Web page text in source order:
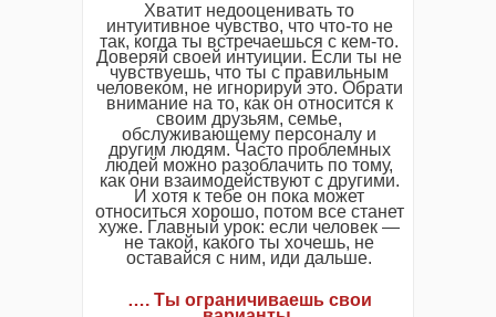
Хватит недооценивать то
интуитивное чувство, что что-то не
так, когда ты встречаешься с кем-то.
Доверяй своей интуиции. Если ты не
чувствуешь, что ты с правильным
человеком, не игнорируй это. Обрати
внимание на то, как он относится к
своим друзьям, семье,
обслуживающему персоналу и
другим людям. Часто проблемных
людей можно разоблачить по тому,
как они взаимодействуют с другими.
И хотя к тебе он пока может
относиться хорошо, потом все станет
хуже. Главный урок: если человек —
не такой, какого ты хочешь, не
оставайся с ним, иди дальше.
…. Ты ограничиваешь свои